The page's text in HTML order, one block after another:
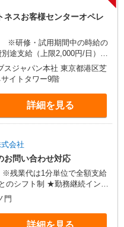
ネスお客様センターオペレ
※研修・試用期間中の時給の
万9,200円 ⇒時給1,600円×実働
日 ＋時給1,600円×実働8時間
働時間
スジャパン本社 東京都港区芝
イトタワー9階
詳細を見る
会社
お問い合わせ対応
★勤務継続インセ
♪（当社規定あり） ※入社月含
とインセンティブが支給され
門
詳細を見る